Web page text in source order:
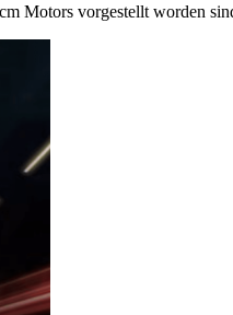
Motors vorgestellt worden